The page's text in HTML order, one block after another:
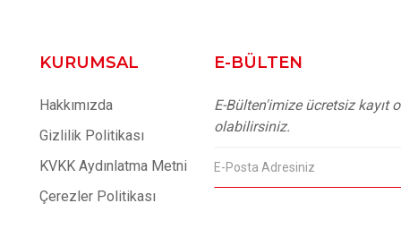
KURUMSAL
Hakkımızda
Gizlilik Politikası
KVKK Aydınlatma Metni
Çerezler Politikası
E-BÜLTEN
E-Bülten'imize ücretsiz kayıt
olabilirsiniz.